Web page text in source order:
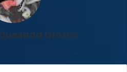
Orozco